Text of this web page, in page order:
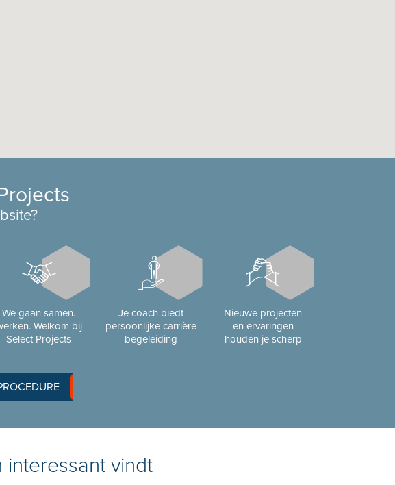
We gaan samen.
Welkom bij
Select Projects
Je coach biedt
persoonlijke carrière
begeleiding
Nieuwe projecten
en ervaringen
houden je scherp
vindt